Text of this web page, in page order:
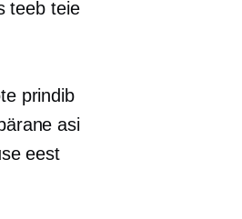
teeb teie
prindib
asi
eest